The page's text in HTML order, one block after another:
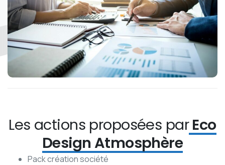
Les actions proposées parEco
Design Atmosphère
Pack création société